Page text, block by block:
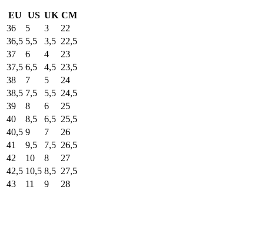
EU US UK CM
36
5 3
22
36,5 5,5 3,5 22,5
37
6 4
23
37,5 6,5 4,5 23,5
38
7 5
24
38,5 7,5 5,5 24,5
39
8 6
25
40
8,5 6,5 25,5
40,5 9 7
26
41
9,5 7,5 26,5
42
10 8
27
42,5 10,5 8,5 27,5
43
11 9 28